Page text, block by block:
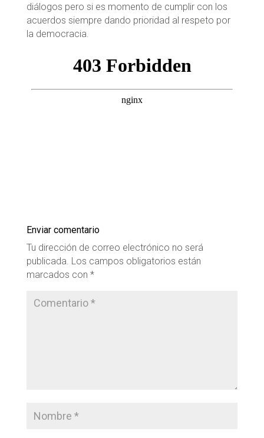
diálogos pero si es momento de cumplir con los
acuerdos siempre dando prioridad al respeto por
la democracia.
Enviar comentario
Tu dirección de correo electrónico no será
publicada. Los campos obligatorios están
marcados con *